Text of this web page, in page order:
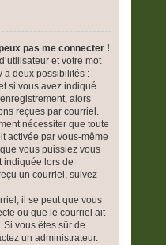
pas me connecter !
et votre mot
a deux possibilités :
si vous avez indiqué
alors
reçues par courriel.
nécessiter que toute
activée par vous-même
vous puissiez vous
indiquée lors de
un courriel, suivez
il se peut que vous
ou que le courriel ait
Si vous êtes sûr de
un administrateur.